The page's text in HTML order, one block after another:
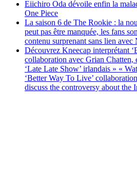
Eiichiro Oda dévoile enfin la
One Piece
La saison 6 de The Rookie : la
peut pas être manquée, les fans
contenu surprenant sans lien
Découvrez Kneecap interprétant
collaboration avec Grian Chatten,
‘Late Late Show’ irlandais » «
‘Better Way To Live’
discuss the controversy about the